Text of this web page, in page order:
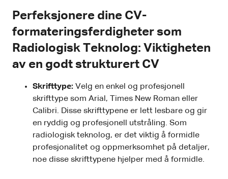
Perfeksjonere dine CV-
formateringsferdigheter som
Radiologisk Teknolog: Viktigheten
av en godt strukturert CV
Skrifttype: Velg en enkel og profesjonell
skrifttype som Arial, Times New Roman eller
Calibri. Disse skrifttypene er lett lesbare og gir
en ryddig og profesjonell utstråling. Som
radiologisk teknolog, er det viktig å formidle
profesjonalitet og oppmerksomhet på detaljer,
noe disse skrifttypene hjelper med å formidle.